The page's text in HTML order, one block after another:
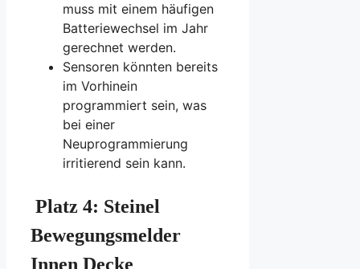
muss mit einem häufigen
Batteriewechsel im Jahr
gerechnet werden.
Sensoren könnten bereits
im Vorhinein
programmiert sein, was
bei einer
Neuprogrammierung
irritierend sein kann.
Platz 4: Steinel
Bewegungsmelder
Innen Decke